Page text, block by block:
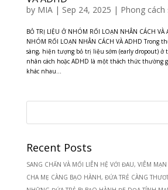
by MIA| Sep 24, 2025 | Phong cách
BỎ TRỊ LIỆU Ở NHÓM RỐI LOẠN NHÂN CÁCH VÀ
NHÓM RỐI LOẠN NHÂN CÁCH VÀ ADHD Trong
sàng, hiện tượng bỏ trị liệu sớm (early dropout) ở
nhân cách hoặc ADHD là một thách thức thường
khác nhau...
Recent Posts
SANG CHẤN VÀ MỐI LIÊN HỆ VỚI ĐAU, VIÊM
CHA MẸ CÀNG BẠO HÀNH, ĐỨA TRẺ CÀNG